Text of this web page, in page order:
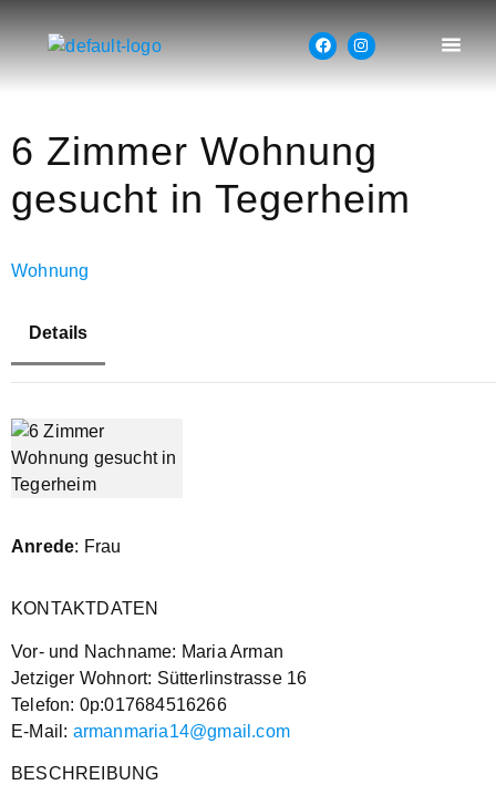
6 Zimmer Wohnung
gesucht in Tegerheim
Wohnung
Details
Anrede: Frau
KONTAKTDATEN
Vor- und Nachname: Maria Arman
Jetziger Wohnort: Sütterlinstrasse 16
Telefon: 0p:017684516266
E-Mail: armanmaria14@gmail.com
BESCHREIBUNG